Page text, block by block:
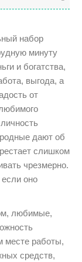
набор
минуту
и богатства,
выгода, а
от
дают об
слишком
чрезмерно.
оно
любимые,
месте работы,
средств,